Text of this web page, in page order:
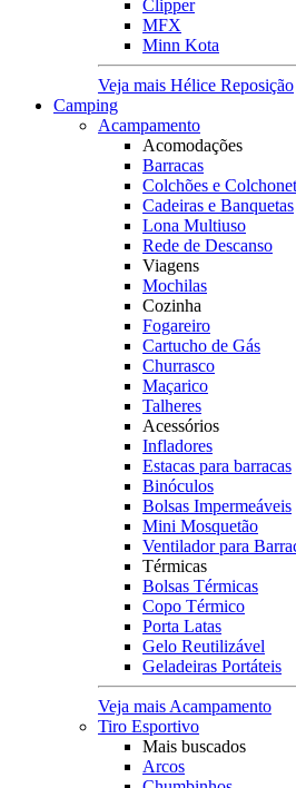
Clipper
MFX
Minn Kota
Veja mais Hélice Reposição
Camping
Acampamento
Acomodações
Barracas
Colchões e
Cadeiras e Banquetas
Lona Multiuso
Rede de Descanso
Viagens
Mochilas
Cozinha
Fogareiro
Cartucho de Gás
Churrasco
Maçarico
Talheres
Acessórios
Infladores
Estacas para barracas
Binóculos
Bolsas Impermeáveis
Mini Mosquetão
Ventilador para
Térmicas
Bolsas Térmicas
Copo Térmico
Porta Latas
Gelo Reutilizável
Geladeiras Portáteis
Veja mais Acampamento
Tiro Esportivo
Mais buscados
Arcos